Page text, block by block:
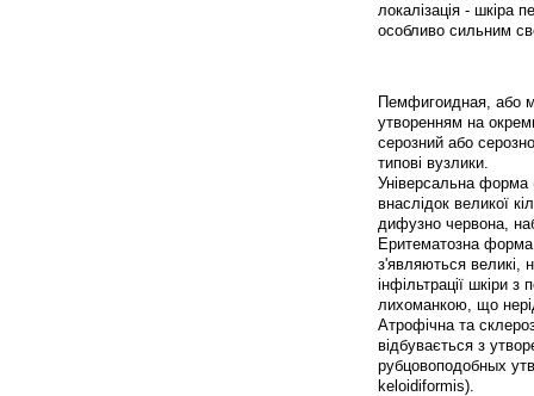
локалізація - шкіра
особливо сильним
Пемфигоидная, або
утворенням на
серозний або
типові вузлики.
Універсальна форма
внаслідок великої
дифузно червона,
Еритематозна форма
з'являються великі,
інфільтрації шкіри
лихоманкою, що
Атрофічна та
відбувається з
рубцовоподобных
keloidiformis).